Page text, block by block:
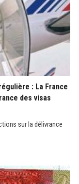
: La France
des visas
sur la délivrance